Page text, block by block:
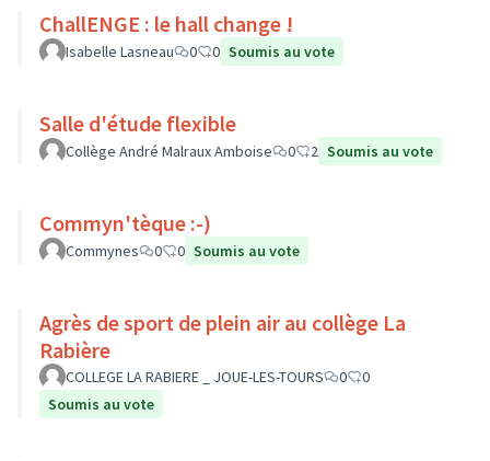
ChallENGE : le hall change !
Isabelle Lasneau 0 0 Soumis au vote
Salle d'étude flexible
Collège André Malraux Amboise 0 2 Soumis au vote
Commyn'tèque :-)
Commynes 0 0 Soumis au vote
Agrès de sport de plein air au collège La
Rabière
COLLEGE LA RABIERE _ JOUE-LES-TOURS 0
0
Soumis au vote